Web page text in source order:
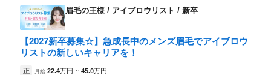
眉毛の王様 / アイブロウリスト / 新卒
【2027新卒募集☆】急成長中のメンズ眉毛でアイブロウ
リストの新しいキャリアを！
正 月給 22.4万円 ~ 45.0万円